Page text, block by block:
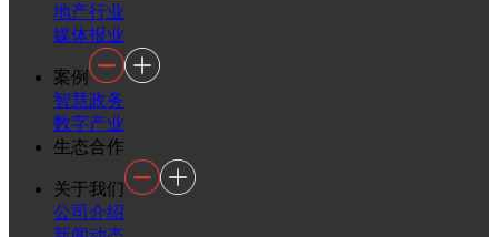
地产行业
媒体报业
案例
智慧政务
数字产业
生态合作
关于我们
公司介绍